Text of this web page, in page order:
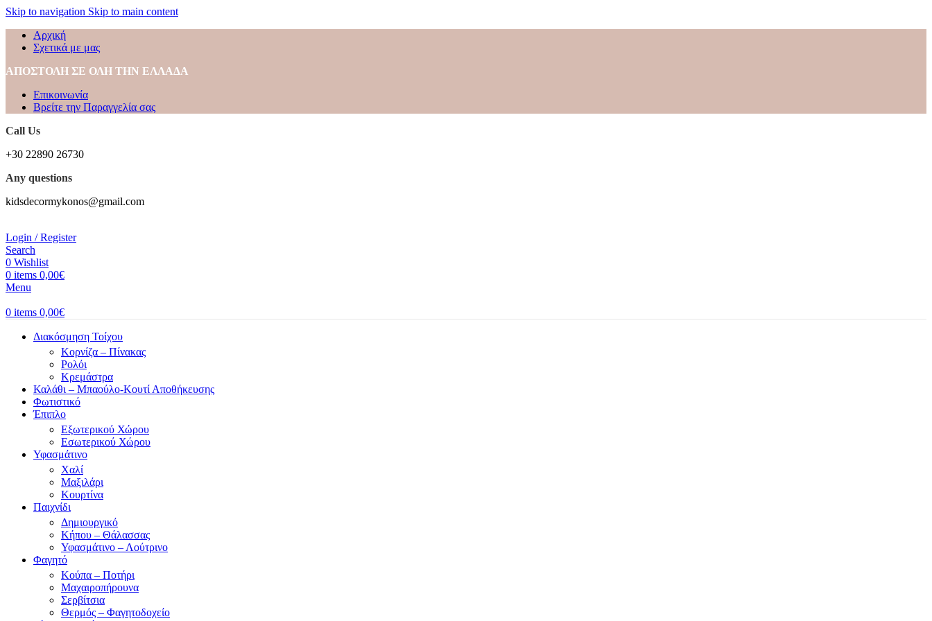
Skip to navigation Skip to main content
Αρχική
Σχετικά με μας
ΑΠΟΣΤΟΛΗ ΣΕ ΟΛΗ ΤΗΝ ΕΛΛΑΔΑ
Επικοινωνία
Βρείτε την Παραγγελία σας
Call Us
+30 22890 26730
Any questions
kidsdecormykonos@gmail.com
Login / Register
Search
0 Wishlist
0 items 0,00€
Menu
0 items 0,00€
Διακόσμηση Τοίχου
Κορνίζα – Πίνακας
Ρολόι
Κρεμάστρα
Καλάθι – Μπαούλο-Κουτί Αποθήκευσης
Φωτιστικό
Έπιπλο
Εξωτερικού Χώρου
Εσωτερικού Χώρου
Υφασμάτινο
Χαλί
Μαξιλάρι
Κουρτίνα
Παιχνίδι
Δημιουργικό
Κήπου – Θάλασσας
Υφασμάτινο – Λούτρινο
Φαγητό
Κούπα – Ποτήρι
Μαχαιροπήρουνα
Σερβίτσια
Θερμός – Φαγητοδοχείο